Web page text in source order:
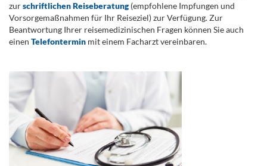
zurschriftlichen Reiseberatung(empfohlene Impfungen und
Vorsorgemaßnahmen für Ihr Reiseziel) zur Verfügung. Zur
Beantwortung Ihrer reisemedizinischen Fragen können Sie auch
einen Telefontermin mit einem Facharzt vereinbaren.